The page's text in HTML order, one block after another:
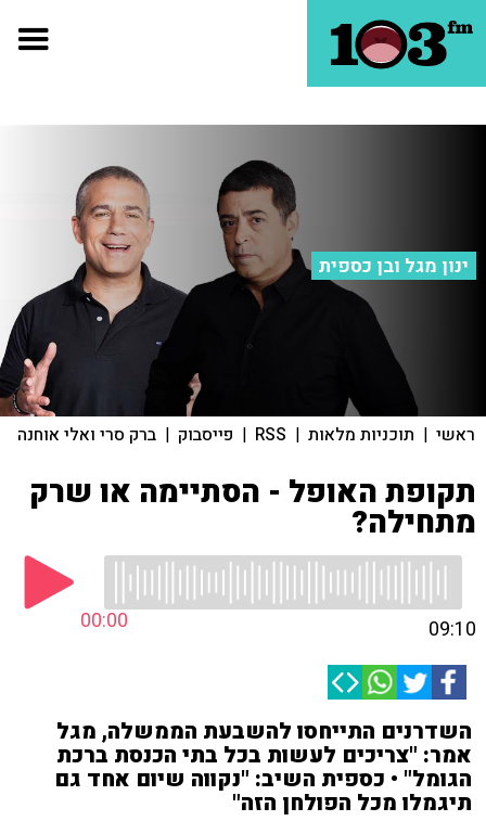
ינון מגל ובן כספית
ראשי | תוכניות מלאות |
RSS
| פייסבוק | ברק סרי ואלי אוחנה
תקופת האופל - הסתיימה או שרק
מתחילה?
00:00 09:10
השדרנים התייחסו להשבעת הממשלה, מגל
אמר: "צריכים לעשות בכל בתי הכנסת ברכת
הגומל" • כספית השיב: "נקווה שיום אחד גם
תיגמלו מכל הפולחן הזה"